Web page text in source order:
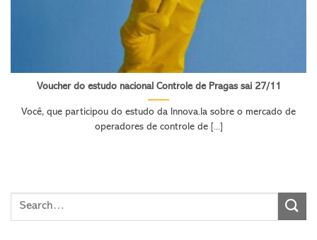
Voucher do estudo nacional Controle de Pragas sai 27/11
Você, que participou do estudo da Innova.la sobre o mercado de
operadores de controle de [...]